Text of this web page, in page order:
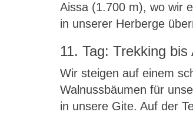
Aissa (1.700 m), wo wir
in unserer Herberge
11. Tag: Trekking bis
Wir steigen auf einem
Walnussbäumen für
in unsere Gite. Auf der